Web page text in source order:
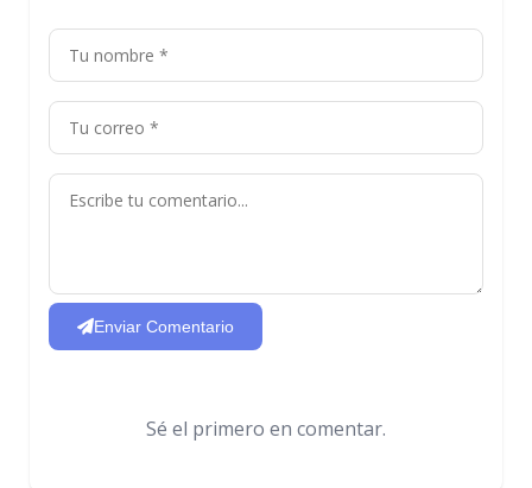
Enviar Comentario
Sé el primero en comentar.